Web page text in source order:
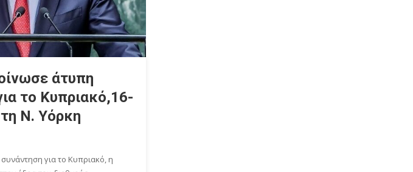
άτυπη
το Κυπριακό,16-
Ν. Υόρκη
για το Κυπριακό, η